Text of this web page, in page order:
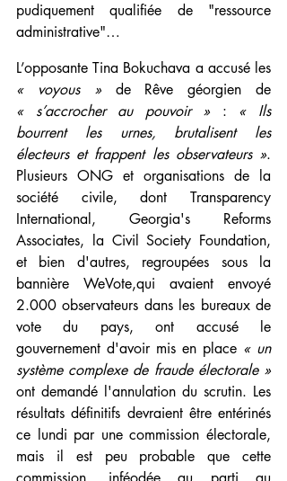
pudiquement qualifiée de "ressource
administrative"…
« voyous »
« s’accrocher au pouvoir » : « Ils
bourrent les urnes, brutalisent les
électeurs et frappent les observateurs ».
Plusieurs ONG et organisations de la
société civile, dont Transparency
International, Georgia's Reforms
Associates, la Civil Society Foundation,
et bien d'autres, regroupées sous la
bannière WeVote,qui avaient envoyé
2.000 observateurs dans les bureaux de
vote du pays, ont accusé le
gouvernement d'avoir mis en place « un
système complexe de fraude électorale »
ont demandé l'annulation du scrutin. Les
résultats définitifs devraient être entérinés
ce lundi par une commission électorale,
mais il est peu probable que cette